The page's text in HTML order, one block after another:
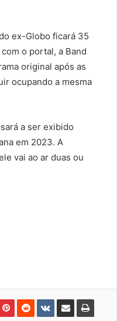
ex-Globo ficará 35
o portal, a Band
original após as
ocupando a mesma
a ser exibido
em 2023. A
vai ao ar duas ou